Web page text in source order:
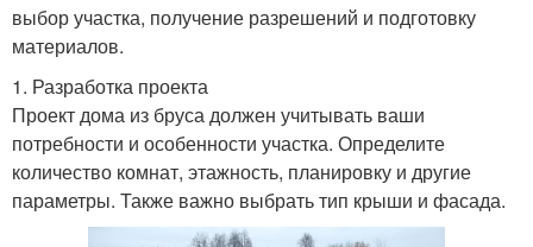
выбор участка, получение разрешений и подготовку
материалов.
1. Разработка проекта
Проект дома из бруса должен учитывать ваши
потребности и особенности участка. Определите
количество комнат, этажность, планировку и другие
параметры. Также важно выбрать тип крыши и фасада.